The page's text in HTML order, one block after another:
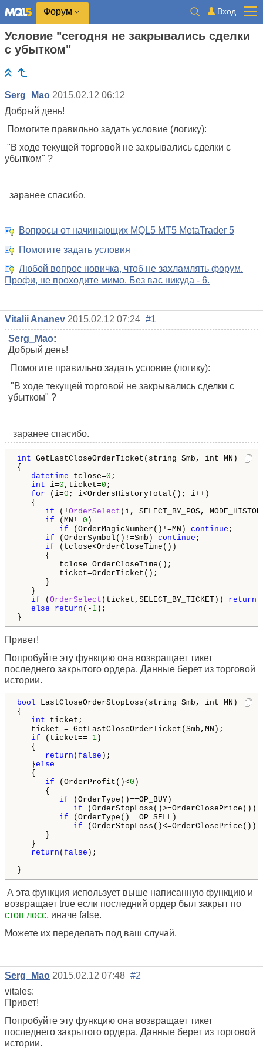
Форум Вход
Условие "сегодня не закрывались сделки
с убытком"
Serg_Mao 2015.02.12 06:12
Добрый день!
Помогите правильно задать условие (логику):
"В ходе текущей торговой не закрывались сделки с
убытком" ?
заранее спасибо.
Вопросы от начинающих MQL5 MT5 MetaTrader 5
Помогите задать условия
Любой вопрос новичка, чтоб не захламлять форум.
Профи, не проходите мимо. Без вас никуда - 6.
Vitalii Ananev 2015.02.12 07:24 #1
Serg_Mao:
Добрый день!
Помогите правильно задать условие (логику):
"В ходе текущей торговой не закрывались сделки с
убытком" ?
заранее спасибо.
int GetLastCloseOrderTicket(string Smb, int MN)
{
datetime tclose=0 ;
int i=0 ,ticket=0 ;
for (i=0 ; i<OrdersHistoryTotal(); i++)
{
if (! OrderSelect (i, SELECT_BY_POS,
if (MN!=0 )
if (OrderMagicNumber()!=MN) continue ;
if (OrderSymbol()!=Smb) continue ;
if (tclose<OrderCloseTime())
{
tclose=OrderCloseTime();
ticket=OrderTicket();
}
}
if ( OrderSelect (ticket,SELECT_BY_TICKET)) return
else
return (- 1 );
}
Привет!
Попробуйте эту функцию она возвращает тикет
последнего закрытого ордера. Данные берет из торговой
истории.
bool LastCloseOrderStopLoss(string Smb, int MN)
{
int ticket;
ticket = GetLastCloseOrderTicket(Smb,MN);
if (ticket==- 1 )
{
return ( false );
}else
{
if (OrderProfit()<0 )
{
if (OrderType()==OP_BUY)
if (OrderStopLoss()>=OrderClosePrice())
if (OrderType()==OP_SELL)
if (OrderStopLoss()<=OrderClosePrice())
}
}
return ( false );
}
А эта функция использует выше написанную функцию и
возвращает true если последний ордер был закрыт по
стоп лосс, иначе false.
Можете их переделать под ваш случай.
Serg_Mao 2015.02.12 07:48 #2
vitales:
Привет!
Попробуйте эту функцию она возвращает тикет
последнего закрытого ордера. Данные берет из торговой
истории.